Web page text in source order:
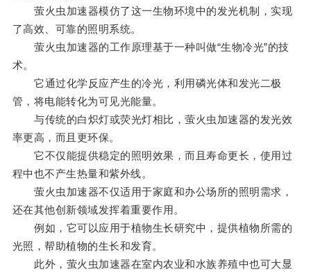
萤火虫加速器模仿了这一生物环境中的发光机制，实现
了高效、可靠的照明系统。
萤火虫加速器的工作原理基于一种叫做“生物冷光”的技
术。
它通过化学反应产生的冷光，利用磷光体和发光二极
管，将电能转化为可见光能量。
与传统的白炽灯或荧光灯相比，萤火虫加速器的发光效
率更高，而且更环保。
它不仅能提供稳定的照明效果，而且寿命更长，使用过
程中也不产生热量和紫外线。
萤火虫加速器不仅适用于家庭和办公场所的照明需求，
还在其他创新领域发挥着重要作用。
例如，它可以应用于植物生长研究中，提供植物所需的
光照，帮助植物的生长和发育。
此外，萤火虫加速器在室内农业和水族养殖中也可大显